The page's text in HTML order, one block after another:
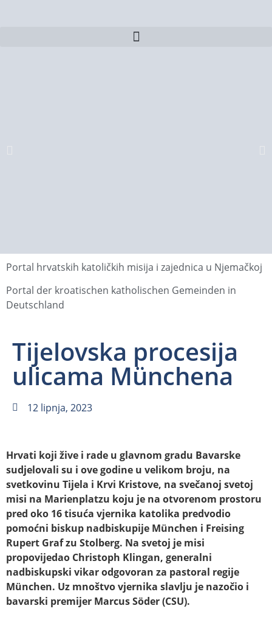
Portal hrvatskih katoličkih misija i zajednica u Njemačkoj
Portal der kroatischen katholischen Gemeinden in
Deutschland
Tijelovska procesija
ulicama Münchena
12 lipnja, 2023
Hrvati koji žive i rade u glavnom gradu Bavarske
sudjelovali su i ove godine u velikom broju, na
svetkovinu Tijela i Krvi Kristove, na svečanoj svetoj
misi na Marienplatzu koju je na otvorenom prostoru
pred oko 16 tisuća vjernika katolika predvodio
pomoćni biskup nadbiskupije München i Freising
Rupert Graf zu Stolberg. Na svetoj je misi
propovijedao Christoph Klingan, generalni
nadbiskupski vikar odgovoran za pastoral regije
München. Uz mnoštvo vjernika slavlju je nazočio i
bavarski premijer Marcus Söder (CSU).